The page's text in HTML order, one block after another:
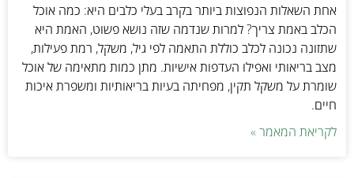
אחת השאלות הנפוצות ביותר בקרב בעלי כלבים היא: כמה אוכל
הכלב באמת צריך? למרות שנדמה שזה נושא פשוט, האמת היא
שתזונה נכונה לכלב כוללת התאמה לפי גיל, משקל, רמת פעילות,
מצב בריאותי ואפילו העדפות אישיות. מתן כמות מתאימה של אוכל
שומרת על משקל תקין, מפחיתה בעיות בריאותיות ומשפרת איכות
חיים.
לקריאת המאמר »